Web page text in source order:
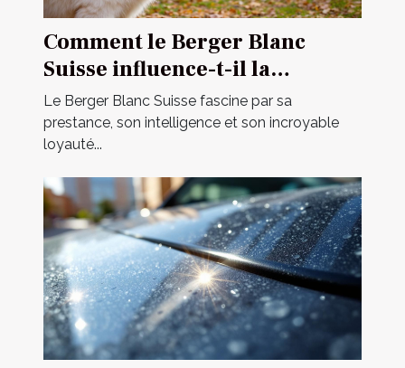
Comment le Berger Blanc
Suisse influence-t-il la
dynamique familiale ?
Le Berger Blanc Suisse fascine par sa
prestance, son intelligence et son incroyable
loyauté...